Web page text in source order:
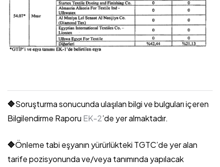
🔷Soruşturma sonucunda ulaşılan bilgi ve bulguları içeren
Bilgilendirme Raporu EK-2’de yer almaktadır.
🔷Önleme tabi eşyanın yürürlükteki TGTC’de yer alan
tarife pozisyonunda ve/veya tanımında yapılacak